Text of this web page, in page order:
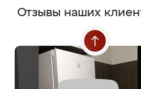
Отзывы наших